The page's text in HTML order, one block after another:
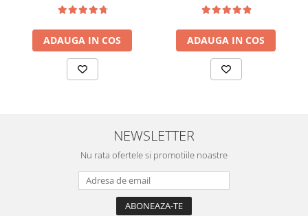
ADAUGA IN COS ADAUGA IN COS
NEWSLETTER
Nu rata ofertele si promotiile noastre